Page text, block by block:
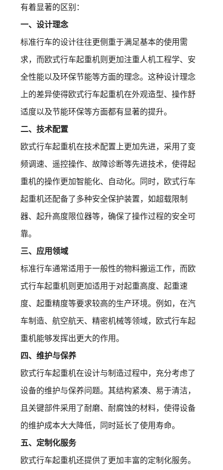
有着显著的区别：
一、设计理念
标准行车的设计往往更侧重于满足基本的使用需
求，而欧式行车起重机则更加注重人机工程学、安
全性能以及环保节能等方面的理念。这种设计理念
上的差异使得欧式行车起重机在外观造型、操作舒
适度以及节能环保等方面都有显著的提升。
二、技术配置
欧式行车起重机在技术配置上更加先进，采用了变
频调速、遥控操作、故障诊断等先进技术，使得起
重机的操作更加智能化、自动化。同时，欧式行车
起重机还配备了多种安全保护装置，如超载限制
器、起升高度限位器等，确保了操作过程的安全可
靠。
三、应用领域
标准行车通常适用于一般性的物料搬运工作，而欧
式行车起重机则更加适用于对起重高度、起重速
度、起重精度等要求较高的生产环境。例如，在汽
车制造、航空航天、精密机械等领域，欧式行车起
重机能够发挥出更大的作用。
四、维护与保养
欧式行车起重机在设计与制造过程中，充分考虑了
设备的维护与保养问题。其结构紧凑、易于清洁，
且关键部件采用了耐磨、耐腐蚀的材料，使得设备
的维护成本大大降低，同时延长了使用寿命。
五、定制化服务
欧式行车起重机还提供了更加丰富的定制化服务。